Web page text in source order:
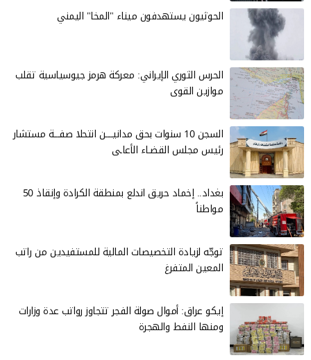
الحوثيون يستهدفون ميناء "المخا" اليمني
الحرس الثوري الإيراني: معركة هرمز جيوسياسية تقلب
موازين القوى
السجن 10 سنوات بحق مدانيــــن انتحلا صفـــة مستشار
رئيس مجلس القضـاء الأعاـى
بغداد.. إخماد حريق اندلع بمنطقة الكرادة وإنقاذ 50
مواطناً
توجّه لزيادة التخصيصات المالية للمستفيدين من راتب
المعين المتفرغ
إيكو عراق: أموال صولة الفجر تتجاوز رواتب عدة وزارات
ومنها النفط والهجرة